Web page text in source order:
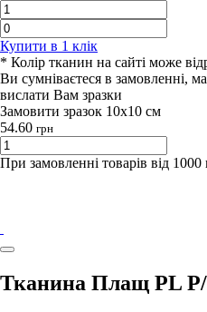
Купити в 1 клiк
* Колір тканин на сайті може
Ви сумніваєтеся в замовленні,
вислати Вам зразки
Замовити зразок 10х10 см
54.60 грн
При замовленні товарів від
Тканина Плащ PL